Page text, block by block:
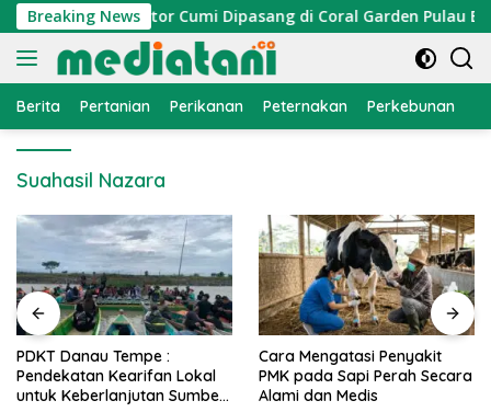
Langsung
ke
konten
Breaking News
Atraktor Cumi Dipasang di Coral Garden Pulau
Berita Pertanian Perikanan Peternakan Perkebunan
Suahasil Nazara
PDKT Danau Tempe :
Pendekatan Kearifan Lokal
untuk Keberlanjutan Sumber
Cara Mengatasi Penyakit
PMK pada Sapi Perah Secara
Alami dan Medis